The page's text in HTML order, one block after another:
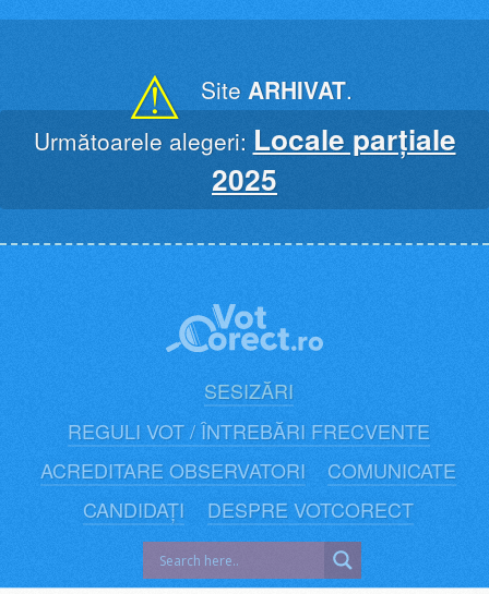
⚠ Site ARHIVAT.
Următoarele alegeri: Locale parțiale
2025
SESIZĂRI
REGULI VOT / ÎNTREBĂRI FRECVENTE
ACREDITARE OBSERVATORI
COMUNICATE
CANDIDAȚI
DESPRE VOTCORECT